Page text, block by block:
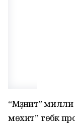
“Мәҙәниәт”
мөхит” төбәк